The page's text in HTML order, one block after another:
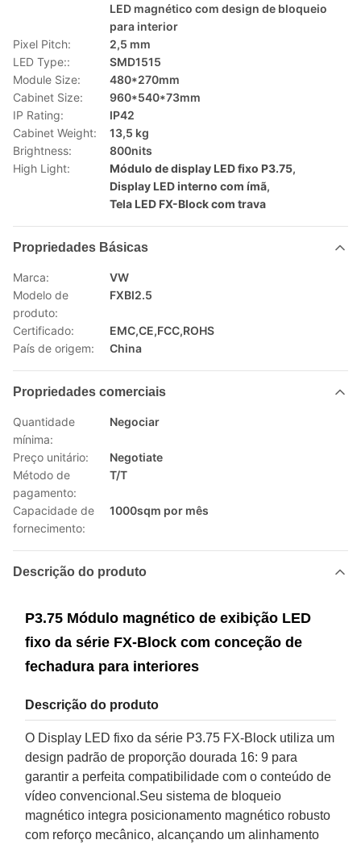
LED magnético com design de bloqueio
para interior
Pixel Pitch:
2,5 mm
LED Type::
SMD1515
Module Size:
480*270mm
Cabinet Size:
960*540*73mm
IP Rating:
IP42
Cabinet Weight:
13,5 kg
Brightness:
800nits
High Light:
Módulo de display LED fixo P3.75,
Display LED interno com ímã,
Tela LED FX-Block com trava
Propriedades Básicas
Marca:
VW
Modelo de
produto:
FXBI2.5
Certificado:
EMC,CE,FCC,ROHS
País de origem:
China
Propriedades comerciais
Quantidade
mínima:
Negociar
Preço unitário:
Negotiate
Método de
pagamento:
T/T
Capacidade de
fornecimento:
1000sqm por mês
Descrição do produto
P3.75 Módulo magnético de exibição LED
fixo da série FX-Block com conceção de
fechadura para interiores
Descrição do produto
O Display LED fixo da série P3.75 FX-Block utiliza um
design padrão de proporção dourada 16: 9 para
garantir a perfeita compatibilidade com o conteúdo de
vídeo convencional.Seu sistema de bloqueio
magnético integra posicionamento magnético robusto
com reforço mecânico, alcançando um alinhamento